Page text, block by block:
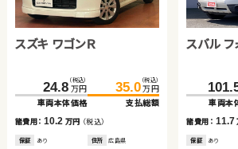
スズキ ワゴンＲ
24.8 （税込）
万円
車両本体価格
35.0 （税込）
万円
支払総額
諸費用：10.2 万円 （税込）
保証 あり 住所 広島県
スバル フ
車両本
諸費用： 11.7
保証 あり
日産 エクストレイル
162.7 （税込）
万円
車両本体価格
179.9 （税込）
万円
支払総額
諸費用：17.2 万円 （税込）
保証 あり 住所 岩手県
ダイハツ
車両本
諸費用： 8.1
保証 あり
トヨタ アルファード
266.8万円
車両本体価格
スズキ
車両本